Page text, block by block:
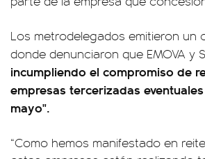
Los metrodelegados emitieron un
donde denunciaron que EMOVA y
incumpliendo el compromiso de
empresas tercerizadas
mayo".
“Como hemos manifestado en